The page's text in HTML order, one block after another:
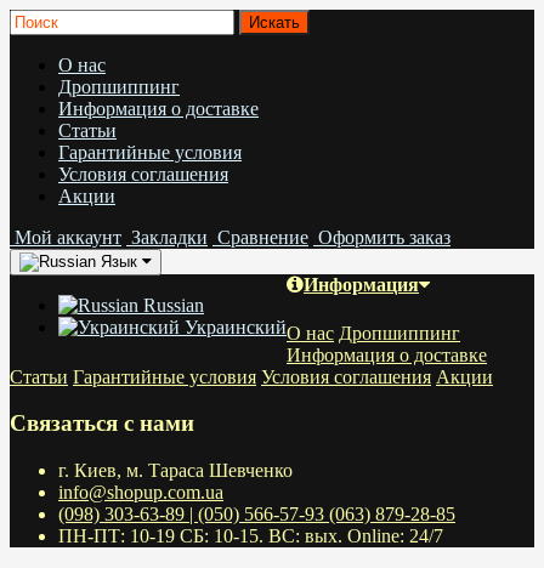
О нас
Дропшиппинг
Информация о доставке
Статьи
Гарантийные условия
Условия соглашения
Акции
Мой аккаунт Закладки Сравнение Оформить заказ
Язык
Russian
Украинский
Информация
О нас Дропшиппинг
Информация о доставке
Статьи Гарантийные условия Условия соглашения Акции
Связаться с нами
г. Киев, м. Тараса Шевченко
info@shopup.com.ua
(098) 303-63-89 | (050) 566-57-93 (063) 879-28-85
ПН-ПТ: 10-19 СБ: 10-15. ВС: вых. Online: 24/7